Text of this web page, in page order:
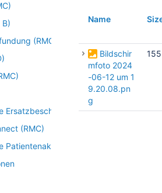
(RMC)
Ersatzbescheinigung (RMC)
(RMC)
Patientenakte (RMC)
Name
Bildschir
mfoto 2024
-06-12 um 1
9.20.08.pn
g